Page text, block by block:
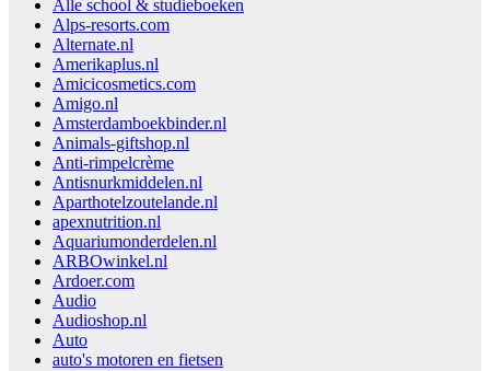
Alle school & studieboeken
Alps-resorts.com
Alternate.nl
Amerikaplus.nl
Amicicosmetics.com
Amigo.nl
Amsterdamboekbinder.nl
Animals-giftshop.nl
Anti-rimpelcrème
Antisnurkmiddelen.nl
Aparthotelzoutelande.nl
apexnutrition.nl
Aquariumonderdelen.nl
ARBOwinkel.nl
Ardoer.com
Audio
Audioshop.nl
Auto
auto's motoren en fietsen